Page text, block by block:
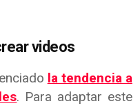
videos
la tendencia a
. Para adaptar este